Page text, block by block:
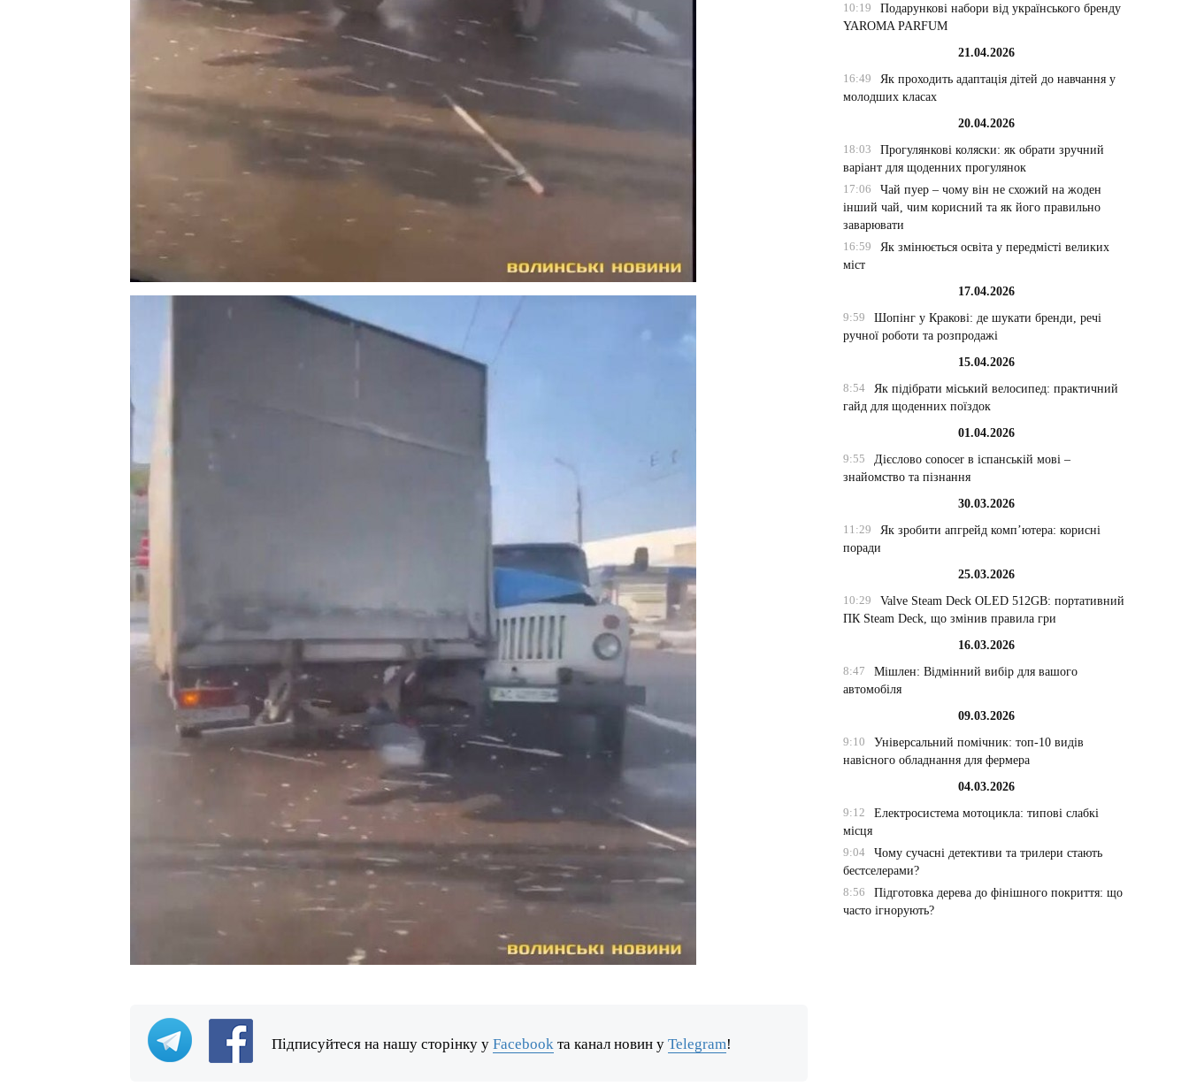
Підписуйтеся на нашу сторінку уFacebook та канал новин уTelegram!
10:19
Подарункові набори від українського бренду
YAROMA PARFUM
21.04.2026
16:49
Як проходить адаптація дітей до навчання у
молодших класах
20.04.2026
18:03
Прогулянкові коляски: як обрати зручний
варіант для щоденних прогулянок
17:06
Чай пуер – чому він не схожий на жоден
інший чай, чим корисний та як його правильно
заварювати
16:59
Як змінюється освіта у передмісті великих
міст
17.04.2026
9:59
Шопінг у Кракові: де шукати бренди, речі
ручної роботи та розпродажі
15.04.2026
8:54
Як підібрати міський велосипед: практичний
гайд для щоденних поїздок
01.04.2026
9:55
Дієслово conocer в іспанській мові –
знайомство та пізнання
30.03.2026
11:29
Як зробити апгрейд комп’ютера: корисні
поради
25.03.2026
10:29
Valve Steam Deck OLED 512GB: портативний
ПК Steam Deck, що змінив правила гри
16.03.2026
8:47
Мішлен: Відмінний вибір для вашого
автомобіля
09.03.2026
9:10
Універсальний помічник: топ-10 видів
навісного обладнання для фермера
04.03.2026
9:12
Електросистема мотоцикла: типові слабкі
місця
9:04
Чому сучасні детективи та трилери стають
бестселерами?
8:56
Підготовка дерева до фінішного покриття: що
часто ігнорують?